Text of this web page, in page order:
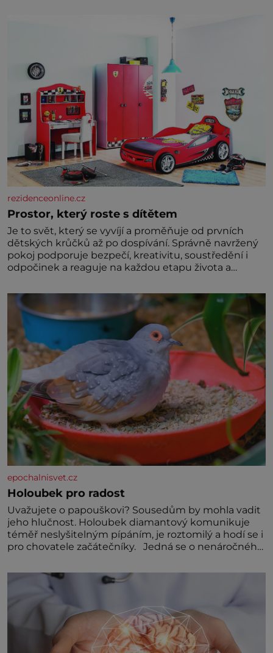
nedokážeme představit. Její příběh je
rezidenceonline.cz
Prostor, který roste s dítětem
Je to svět, který se vyvíjí a proměňuje od prvních
dětských krůčků až po dospívání. Správně navržený
pokoj podporuje bezpečí, kreativitu, soustředění i
odpočinek a reaguje na každou etapu života a
jednoduchost, měkkost a bezpečí, proto by pokoj
miminka měl působit především klidně a útulně.
Předškolní věk je
epochalnisvet.cz
Holoubek pro radost
Uvažujete o papouškovi? Sousedům by mohla vadit
jeho hlučnost. Holoubek diamantový komunikuje
téměř neslyšitelným pípáním, je roztomilý a hodí se i
pro chovatele začátečníky. Jedná se o nenáročného
Hodně času tráví na zemi, kde sbírá zbytky semínek
Jeho domovinou je prakticky celá Austrálie s
výjimkou pobřežní oblasti.